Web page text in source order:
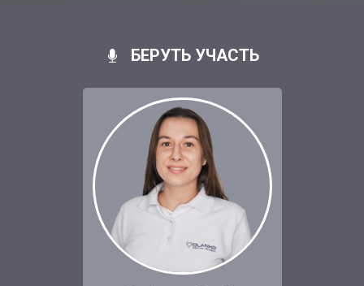
БЕРУТЬ УЧАСТЬ